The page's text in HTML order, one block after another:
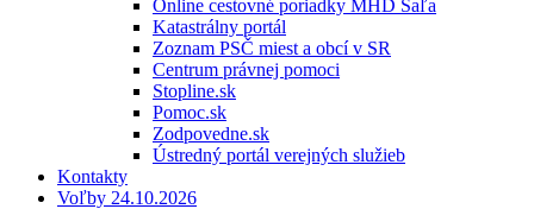
Online cestovné poriadky MHD Šaľa
Katastrálny portál
Zoznam PSČ miest a obcí v SR
Centrum právnej pomoci
Stopline.sk
Pomoc.sk
Zodpovedne.sk
Ústredný portál verejných služieb
Kontakty
Voľby 24.10.2026